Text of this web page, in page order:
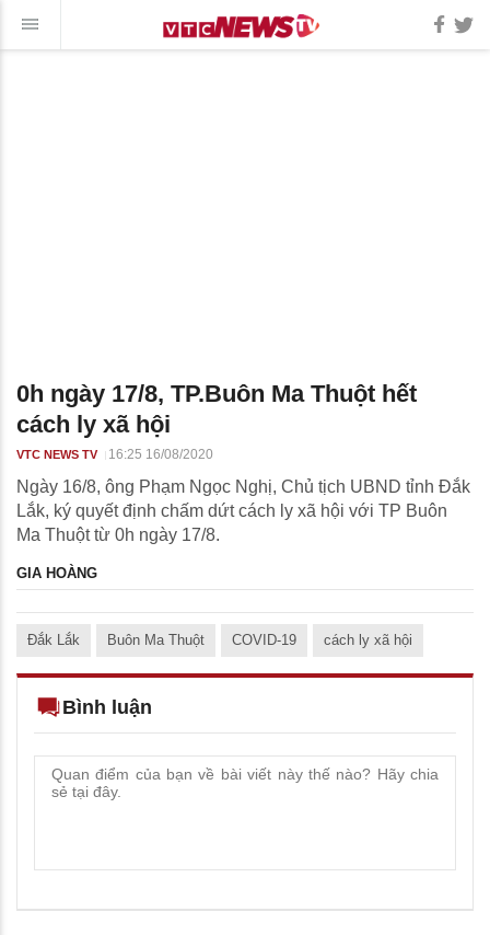
0h ngày 17/8, TP.Buôn Ma Thuột hết
cách ly xã hội
VTC NEWS TV 16:25 16/08/2020
Ngày 16/8, ông Phạm Ngọc Nghị, Chủ tịch UBND tỉnh Đắk
Lắk, ký quyết định chấm dứt cách ly xã hội với TP Buôn
Ma Thuột từ 0h ngày 17/8.
GIA HOÀNG
Đắk Lắk Buôn Ma Thuột COVID-19 cách ly xã hội
Bình luận